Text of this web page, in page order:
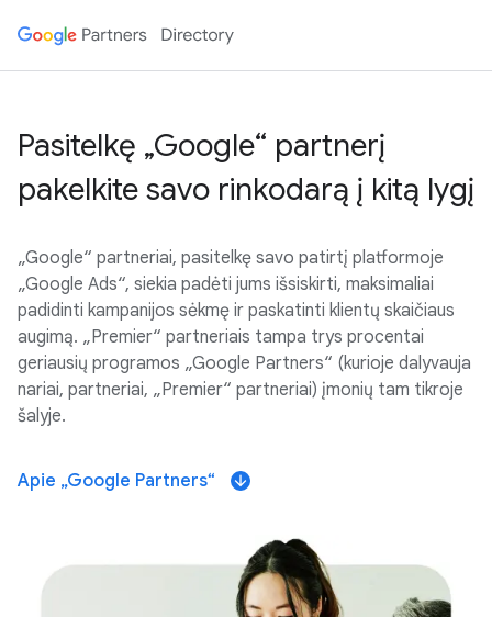
Pasitelkę „Google“ partnerį
pakelkite savo rinkodarą į kitą lygį
„Google“ partneriai, pasitelkę savo patirtį platformoje
„Google Ads“, siekia padėti jums išsiskirti, maksimaliai
padidinti kampanijos sėkmę ir paskatinti klientų skaičiaus
augimą. „Premier“ partneriais tampa trys procentai
geriausių programos „Google Partners“ (kurioje dalyvauja
nariai, partneriai, „Premier“ partneriai) įmonių tam tikroje
šalyje.
Apie „Google Partners“ arrow_downward